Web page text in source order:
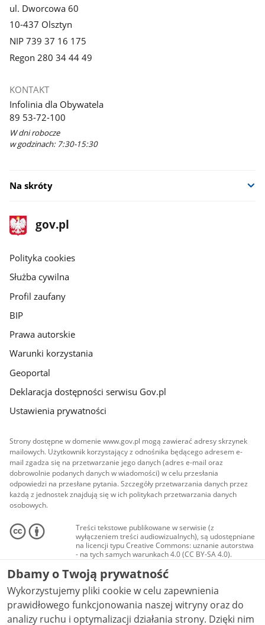
ul. Dworcowa 60
10-437 Olsztyn
NIP 739 37 16 175
Regon 280 34 44 49
KONTAKT
Infolinia dla Obywatela
89 53-72-100
W dni robocze
w godzinach: 7:30-15:30
Na skróty
stopka
gov.pl
Strona
gov.pl
gov.pl
Polityka cookies
Służba cywilna
Profil zaufany
BIP
Prawa autorskie
Warunki korzystania
Geoportal
Deklaracja dostępności serwisu Gov.pl
Ustawienia prywatności
Strony dostępne w domenie www.gov.pl mogą zawierać adresy skrzynek
mailowych. Użytkownik korzystający z odnośnika będącego adresem e-
mail zgadza się na przetwarzanie jego danych (adres e-mail oraz
dobrowolnie podanych danych w wiadomości) w celu przesłania
odpowiedzi na przesłane pytania. Szczegóły przetwarzania danych przez
każdą z jednostek znajdują się w ich politykach przetwarzania danych
osobowych.
Treści tekstowe publikowane w serwisie (z
wyłączeniem treści audiowizualnych), są udostępniane
na licencji typu Creative Commons: uznanie autorstwa
- na tych samych warunkach 4.0 (CC BY-SA 4.0).
Materiały audiowizualne, w tym zdjęcia, materiały
audio i wideo, są udostępniane na licencji typu
Creative Commons: uznanie autorstwa użycie
niekomercyjne - bez utworów zależnych 4.0 (CC BY-
NC-ND 4.0), o ile nie jest to stwierdzone inaczej.
Dbamy o Twoją prywatność
Wykorzystujemy pliki cookie w celu zapewnienia
prawidłowego funkcjonowania naszej witryny oraz do
analizy ruchu i optymalizacji działania strony. Dzięki nim